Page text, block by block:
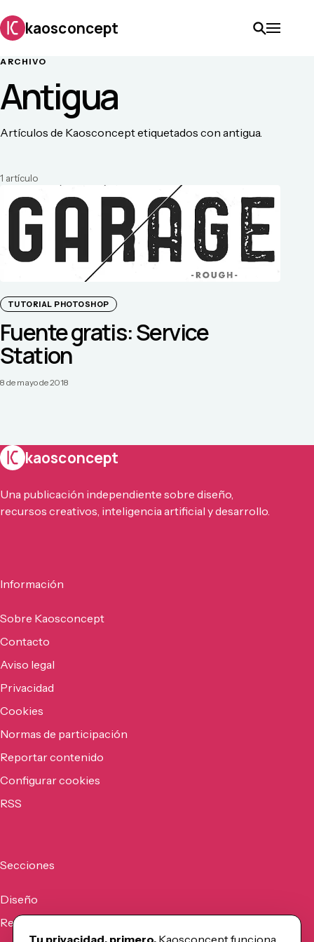
kaosconcept
ARCHIVO
Antigua
Artículos de Kaosconcept etiquetados con antigua.
1 artículo
TUTORIAL PHOTOSHOP
Fuente gratis: Service
Station
8 de mayo de 2018
kaosconcept
Una publicación independiente sobre diseño,
recursos creativos, inteligencia artificial y desarrollo.
Información
Sobre Kaosconcept
Contacto
Aviso legal
Privacidad
Cookies
Normas de participación
Reportar contenido
Configurar cookies
RSS
Secciones
Diseño
Recursos
Tu privacidad, primero. Kaosconcept funciona